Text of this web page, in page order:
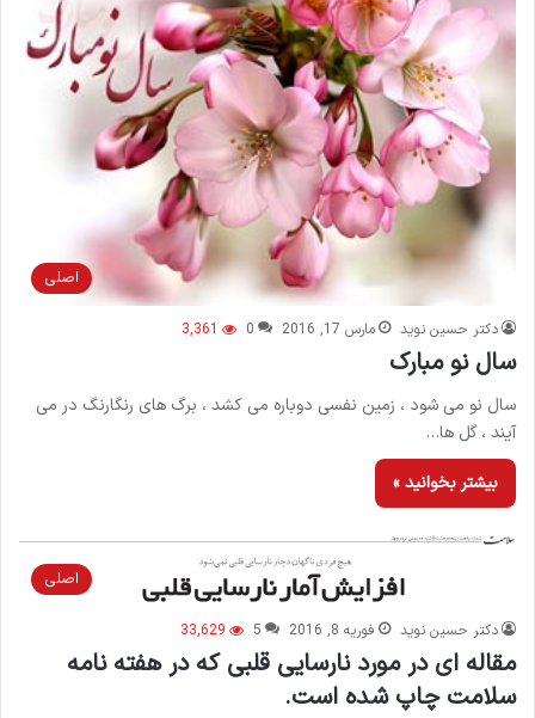
اصلی
دکتر حسین نوید مارس 17, 2016 0
3,361
سال نو مبارک
سال نو می شود ، زمین نفسی دوباره می کشد ، برگ های رنگارنگ در می
آیند ، گل ها…
بیشتر بخوانید »
اصلی
دکتر حسین نوید فوریه 8, 2016 5
33,629
مقاله ای در مورد نارسایی قلبی که در هفته نامه
سلامت چاپ شده است.